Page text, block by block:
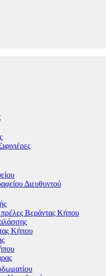
Διευθυντού
Βεράντας Κήπου
Κήπου